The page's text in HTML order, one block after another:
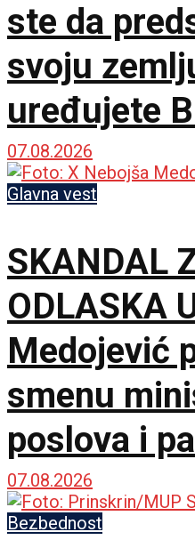
ste da
svoju
uređujete
07.08.2026
Glavna vest
SKANDAL
ODLASKA
Medojević
smenu
poslova i
07.08.2026
Bezbednost